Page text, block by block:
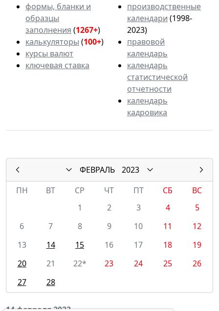
формы, бланки и
образцы
заполнения (1267+)
калькуляторы (100+)
курсы валют
ключевая ставка
производственные
календари (1998-
2023)
правовой
календарь
календарь
статистической
отчетности
календарь
кадровика
ФЕВРАЛЬ
2023
ПН
ВТ СР ЧТ ПТ СБ
ВС
1
2 3 4
5
6
7 8 9 10 11
12
13
14 15 16 17 18
19
20
21 22* 23 24 25
26
27
28